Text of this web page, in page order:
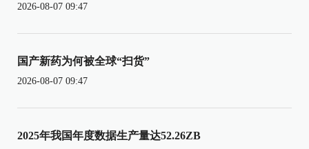
2026-08-07 09:47
国产新药为何被全球“扫货”
2026-08-07 09:47
2025年我国年度数据生产量达52.26ZB